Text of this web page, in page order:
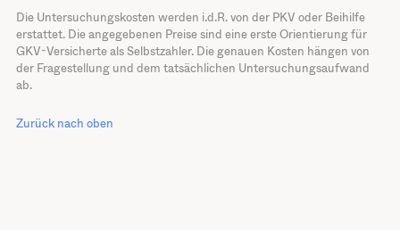
Die Untersuchungskosten werden i.d.R. von der PKV oder Beihilfe
erstattet. Die angegebenen Preise sind eine erste Orientierung für
GKV-Versicherte als Selbstzahler. Die genauen Kosten hängen von
der Fragestellung und dem tatsächlichen Untersuchungsaufwand
ab.
Zurück nach oben